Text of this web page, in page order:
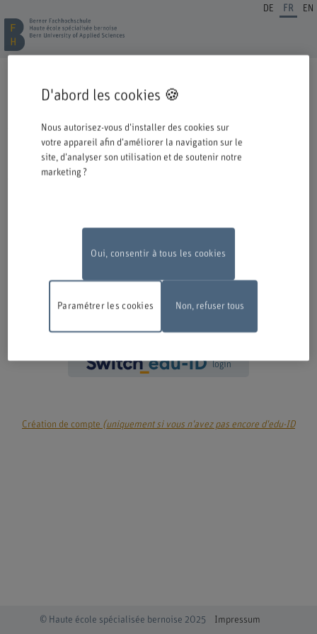
DE FR EN
Cordiale bienvenue à la BFH. Vous avez opté pour une formation ou un
Veuillez prendre connaissance des informations ci-dessous concernant le
processus d'inscription.
Authentification avec Switch edu-ID
Travaux de maintenance En raison de travaux de maintenance, le
2026, entre 18 h et 22 h. Nous vous remercions de votre compréhension
login
Création de compte (uniquement si vous n'avez pas encore d'edu-ID
© Haute école spécialisée bernoise 2025 Impressum
D'abord les cookies 🍪
Nous autorisez-vous d'installer des cookies sur
votre appareil afin d'améliorer la navigation sur le
site, d'analyser son utilisation et de soutenir notre
marketing ?
Oui, consentir à tous les cookies
Paramétrer les cookies Non, refuser tous